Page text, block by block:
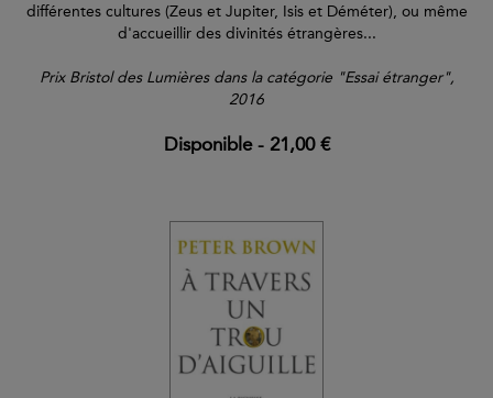
différentes cultures (Zeus et Jupiter, Isis et Déméter), ou même
d'accueillir des divinités étrangères...
Prix Bristol des Lumières dans la catégorie "Essai étranger",
2016
Disponible- 21,00 €